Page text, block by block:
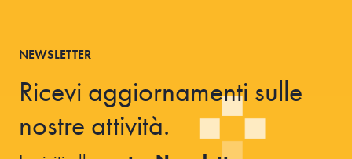
NEWSLETTER
Ricevi aggiornamenti sulle
nostre attività.